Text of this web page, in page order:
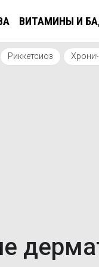
ВИТАМИНЫ И
Риккетсиоз